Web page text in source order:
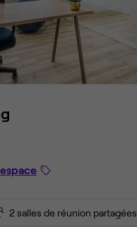
2 salles de réunion partagées